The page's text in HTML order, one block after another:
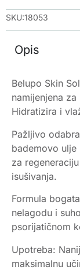
SKU:18053
Opis
Belupo Skin
namijenjena
Hidratizira i
Pažljivo
bademovo ulje
za
isušivanja.
Formula
nelagodu i
psorijatičnom
Upotreba:
maksimalnu